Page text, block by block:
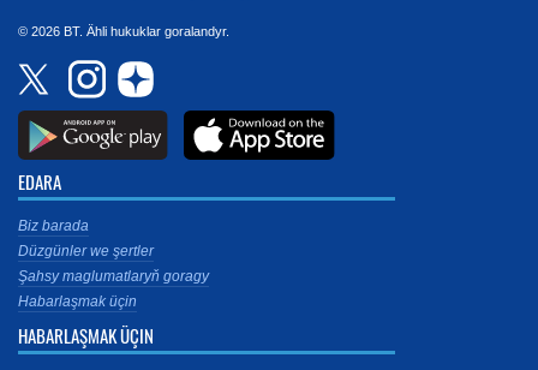
© 2026 BT. Ähli hukuklar goralandyr.
EDARA
Biz barada
Düzgünler we şertler
Şahsy maglumatlaryň goragy
Habarlaşmak üçin
HABARLAŞMAK ÜÇIN